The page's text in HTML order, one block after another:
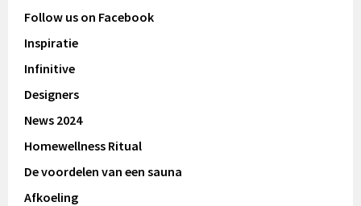
Follow us on Facebook
Inspiratie
Infinitive
Designers
News 2024
Homewellness Ritual
De voordelen van een sauna
Afkoeling